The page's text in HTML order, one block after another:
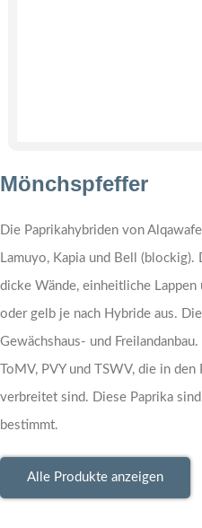
Mönchspfeffer
Die Paprikahybriden von
Lamuyo, Kapia und Bell
dicke Wände, einheitliche
oder gelb je nach Hybride aus.
Gewächshaus- und
ToMV, PVY und TSWV, die in
verbreitet sind. Diese Paprika
bestimmt.
Alle Produkte anzeigen